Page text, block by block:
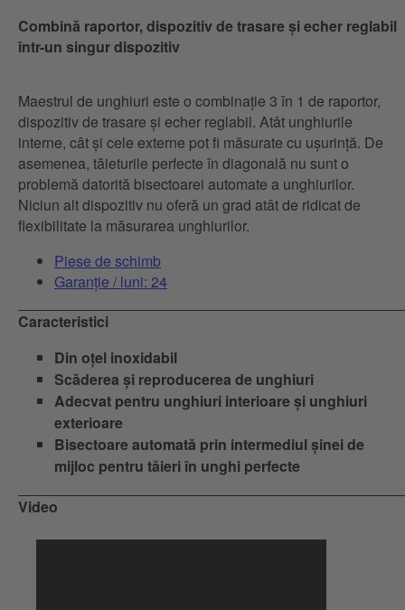
Combină raportor, dispozitiv de trasare și echer reglabil
într-un singur dispozitiv
Maestrul de unghiuri este o combinație 3 în 1 de raportor,
dispozitiv de trasare și echer reglabil. Atât unghiurile
interne, cât și cele externe pot fi măsurate cu ușurință. De
asemenea, tăieturile perfecte în diagonală nu sunt o
problemă datorită bisectoarei automate a unghiurilor.
Niciun alt dispozitiv nu oferă un grad atât de ridicat de
flexibilitate la măsurarea unghiurilor.
Piese de schimb
Garanție / luni: 24
Caracteristici
Din oțel inoxidabil
Scăderea și reproducerea de unghiuri
Adecvat pentru unghiuri interioare și unghiuri
exterioare
Bisectoare automată prin intermediul șinei de
mijloc pentru tăieri în unghi perfecte
Video